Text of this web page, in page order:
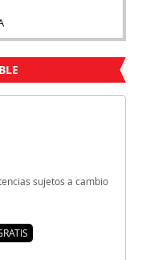
sujetos a cambio